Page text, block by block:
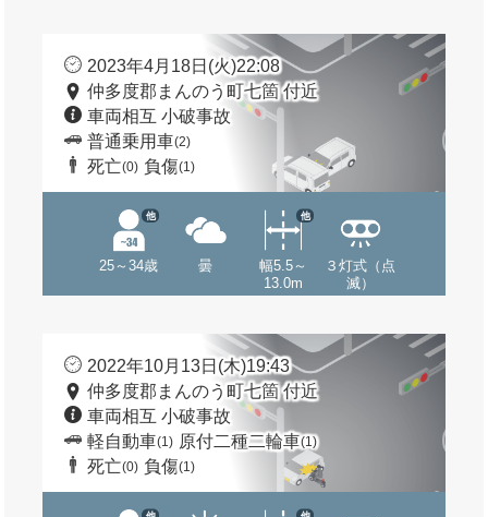
2023年4月18日(火)22:08
仲多度郡まんのう町七箇 付近
車両相互 小破事故
普通乗用車(2)
死亡(0) 負傷(1)
25～34歳
他
曇
幅5.5～
13.0m
他
３灯式（点
滅）
2022年10月13日(木)19:43
仲多度郡まんのう町七箇 付近
車両相互 小破事故
軽自動車(1) 原付二種二輪車(1)
死亡(0) 負傷(1)